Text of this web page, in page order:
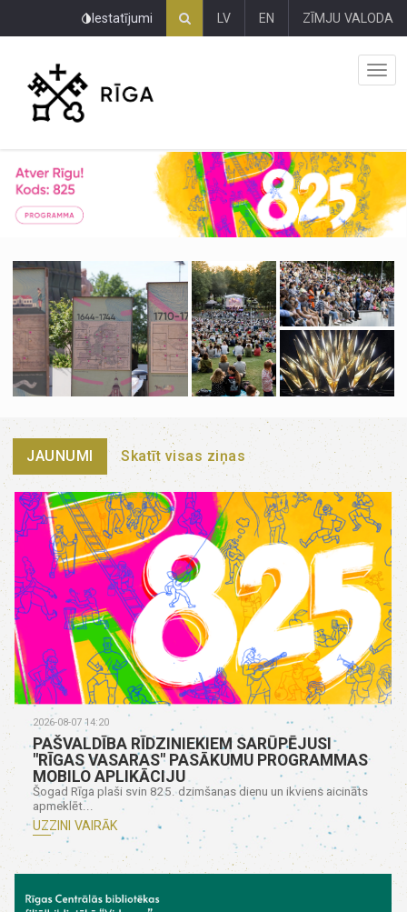
Iestatījumi LV EN ZĪMJU VALODA
JAUNUMI Skatīt visas ziņas
2026-08-07 14:20
PAŠVALDĪBA RĪDZINIEKIEM SARŪPĒJUSI
"RĪGAS VASARAS" PASĀKUMU PROGRAMMAS
MOBILO APLIKĀCIJU
Šogad Rīga plaši svin 825. dzimšanas dienu un ikviens aicināts
apmeklēt...
UZZINI VAIRĀK